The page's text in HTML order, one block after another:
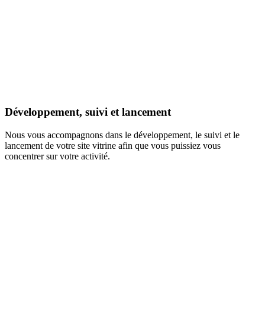
Développement, suivi et lancement
Nous vous accompagnons dans le développement, le suivi et le
lancement de votre site vitrine afin que vous puissiez vous
concentrer sur votre activité.